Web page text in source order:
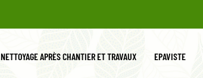
NETTOYAGE APRÈS CHANTIER ET TRAVAUX EPAVISTE